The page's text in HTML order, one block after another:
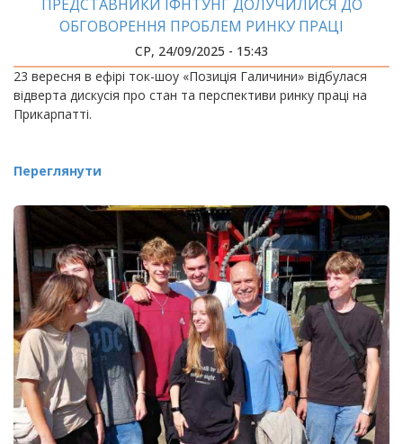
ПРЕДСТАВНИКИ ІФНТУНГ ДОЛУЧИЛИСЯ ДО
ОБГОВОРЕННЯ ПРОБЛЕМ РИНКУ ПРАЦІ
СР, 24/09/2025 - 15:43
23 вересня в ефірі ток-шоу «Позиція Галичини» відбулася
відверта дискусія про стан та перспективи ринку праці на
Прикарпатті.
Переглянути